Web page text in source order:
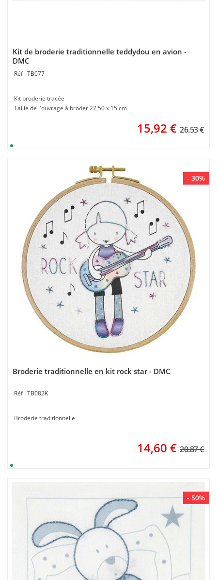
Kit de broderie traditionnelle teddydou en avion -
DMC
TB077
Kit broderie tracée
Taille de l'ouvrage à broder 27,50 x 15 cm
15,92 € 26.53 €
- 30%
Broderie traditionnelle en kit rock star - DMC
TB082K
Broderie traditionnelle
14,60 € 20.87 €
- 50%